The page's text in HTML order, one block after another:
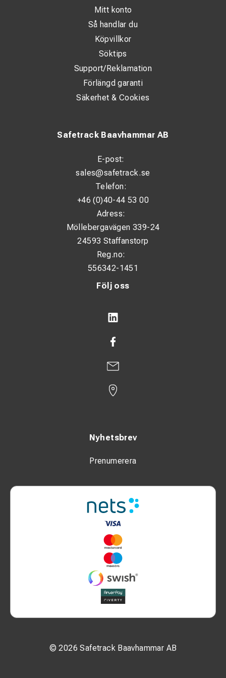
Följ oss
Nyhetsbrev
Prenumerera
© 2026 Safetrack Baavhammar AB
Safetrack Baavhammar AB
E-post:
sales@safetrack.se
Telefon:
+46 (0)40-44 53 00
Adress:
Möllebergavägen 339-24
24593 Staffanstorp
Reg.no:
556342-1451
Mitt konto
Så handlar du
Köpvillkor
Söktips
Support/Reklamation
Förlängd garanti
Säkerhet & Cookies